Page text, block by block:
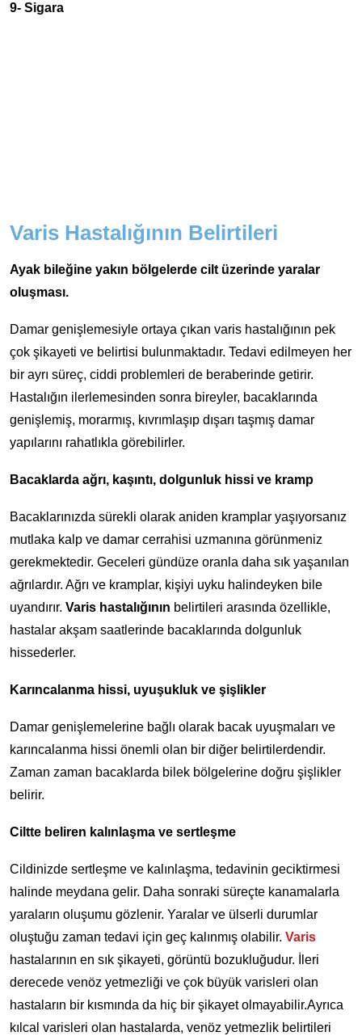
9- Sigara
Varis Hastalığının Belirtileri
Ayak bileğine yakın bölgelerde cilt üzerinde yaralar
oluşması.
Damar genişlemesiyle ortaya çıkan varis hastalığının pek
çok şikayeti ve belirtisi bulunmaktadır. Tedavi edilmeyen her
bir ayrı süreç, ciddi problemleri de beraberinde getirir.
Hastalığın ilerlemesinden sonra bireyler, bacaklarında
genişlemiş, morarmış, kıvrımlaşıp dışarı taşmış damar
yapılarını rahatlıkla görebilirler.
Bacaklarda ağrı, kaşıntı, dolgunluk hissi ve kramp
Bacaklarınızda sürekli olarak aniden kramplar yaşıyorsanız
mutlaka kalp ve damar cerrahisi uzmanına görünmeniz
gerekmektedir. Geceleri gündüze oranla daha sık yaşanılan
ağrılardır. Ağrı ve kramplar, kişiyi uyku halindeyken bile
uyandırır. Varis hastalığının belirtileri arasında özellikle,
hastalar akşam saatlerinde bacaklarında dolgunluk
hissederler.
Karıncalanma hissi, uyuşukluk ve şişlikler
Damar genişlemelerine bağlı olarak bacak uyuşmaları ve
karıncalanma hissi önemli olan bir diğer belirtilerdendir.
Zaman zaman bacaklarda bilek bölgelerine doğru şişlikler
belirir.
Ciltte beliren kalınlaşma ve sertleşme
Cildinizde sertleşme ve kalınlaşma, tedavinin geciktirmesi
halinde meydana gelir. Daha sonraki süreçte kanamalarla
yaraların oluşumu gözlenir. Yaralar ve ülserli durumlar
oluştuğu zaman tedavi için geç kalınmış olabilir. Varis
hastalarının en sık şikayeti, görüntü bozukluğudur. İleri
derecede venöz yetmezliği ve çok büyük varisleri olan
hastaların bir kısmında da hiç bir şikayet olmayabilir.Ayrıca
kılcal varisleri olan hastalarda, venöz yetmezlik belirtileri